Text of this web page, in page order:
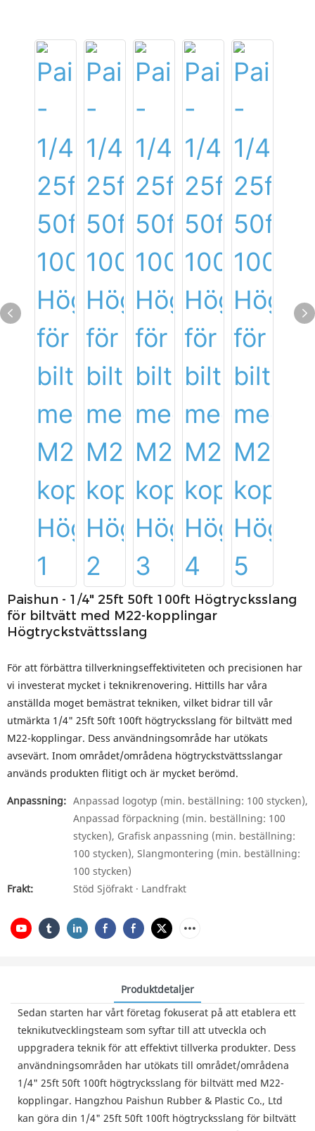
Paishun - 1/4" 25ft 50ft 100ft Högtrycksslang
för biltvätt med M22-kopplingar
Högtryckstvättsslang
För att förbättra tillverkningseffektiviteten och precisionen har
vi investerat mycket i teknikrenovering. Hittills har våra
anställda moget bemästrat tekniken, vilket bidrar till vår
utmärkta 1/4" 25ft 50ft 100ft högtrycksslang för biltvätt med
M22-kopplingar. Dess användningsområde har utökats
avsevärt. Inom området/områdena högtryckstvättsslangar
används produkten flitigt och är mycket berömd.
Anpassning: Anpassad logotyp (min. beställning: 100 stycken),
Anpassad förpackning (min. beställning: 100
stycken), Grafisk anpassning (min. beställning:
100 stycken), Slangmontering (min. beställning:
100 stycken)
Frakt:
Stöd Sjöfrakt · Landfrakt
Produktdetaljer
Sedan starten har vårt företag fokuserat på att etablera ett
teknikutvecklingsteam som syftar till att utveckla och
uppgradera teknik för att effektivt tillverka produkter. Dess
användningsområden har utökats till området/områdena
1/4" 25ft 50ft 100ft högtrycksslang för biltvätt med M22-
kopplingar. Hangzhou Paishun Rubber & Plastic Co., Ltd
kan göra din 1/4" 25ft 50ft 100ft högtrycksslang för biltvätt